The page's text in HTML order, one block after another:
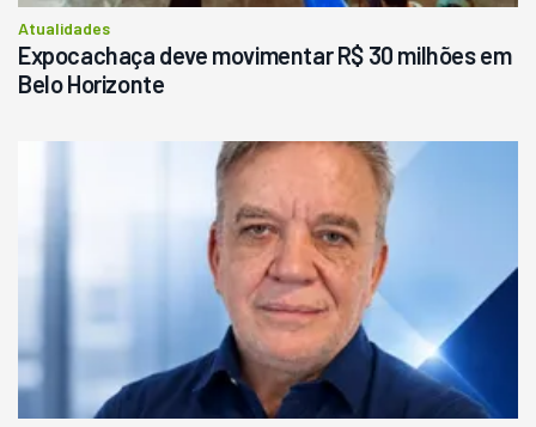
Consultar
Atualidades
Expocachaça deve movimentar R$ 30 milhões em
Belo Horizonte